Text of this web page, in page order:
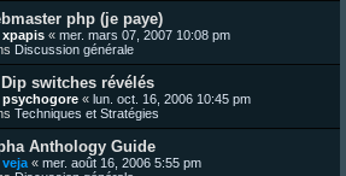
php (je paye)
xpapis « mer. mars 07, 2007 10:08 pm
Discussion générale
switches révélés
psychogore « lun. oct. 16, 2006 10:45 pm
Techniques et Stratégies
Anthology Guide
veja « mer. août 16, 2006 5:55 pm